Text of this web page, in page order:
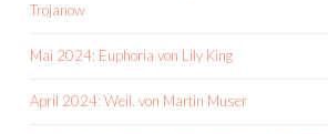
Trojanow
Mai 2024: Euphoria von Lily King
April 2024: Weil. von Martin Muser